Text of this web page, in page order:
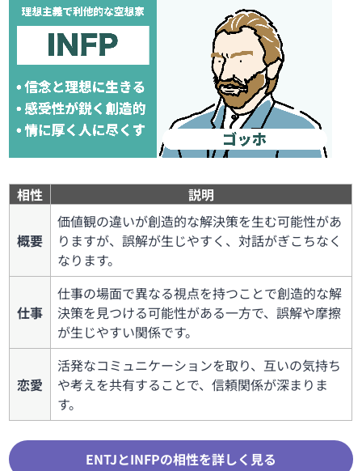
相性 説明
概要
価値観の違いが創造的な解決策を生む可能性があ
りますが、誤解が生じやすく、対話がぎこちなく
なります。
仕事
仕事の場面で異なる視点を持つことで創造的な解
決策を見つける可能性がある一方で、誤解や摩擦
が生じやすい関係です。
恋愛
活発なコミュニケーションを取り、互いの気持ち
や考えを共有することで、信頼関係が深まりま
す。
ENTJとINFPの相性を詳しく見る